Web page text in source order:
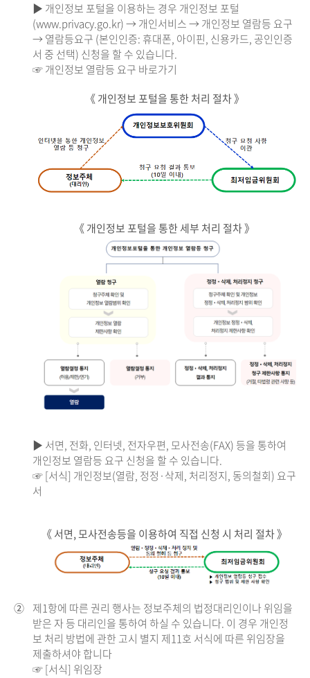
▶ 개인정보 포털을 이용하는 경우 개인정보 포털
(www.privacy.go.kr) → 개인서비스 → 개인정보 열람등 요구
→ 열람등요구 (본인인증: 휴대폰, 아이핀, 신용카드, 공인인증
서 중 선택) 신청을 할 수 있습니다.
☞ 개인정보 열람등 요구 바로가기
《 개인정보 포털을 통한 처리 절차 》
《 개인정보 포털을 통한 세부 처리 절차 》
▶ 서면, 전화, 인터넷, 전자우편, 모사전송(FAX) 등을 통하여
개인정보 열람등 요구 신청을 할 수 있습니다.
☞ [서식] 개인정보(열람, 정정·삭제, 처리정지, 동의철회) 요구
서
《 서면, 모사전송등을 이용하여 직접 신청 시 처리 절차 》
② 제1항에 따른 권리 행사는 정보주체의 법정대리인이나 위임을
받은 자 등 대리인을 통하여 하실 수 있습니다. 이 경우 개인정
보 처리 방법에 관한 고시 별지 제11호 서식에 따른 위임장을
제출하셔야 합니다
☞ [서식] 위임장